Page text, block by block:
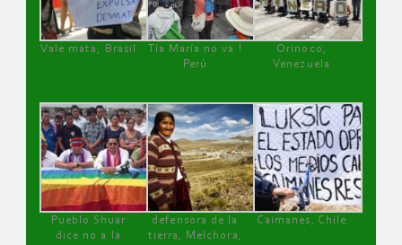
Vale mata, Brasil
Tía María no va !
Perú
Orinoco,
Venezuela
Pueblo Shuar
dice no a la
defensora de la
tierra, Melchora,
Caimanes, Chile